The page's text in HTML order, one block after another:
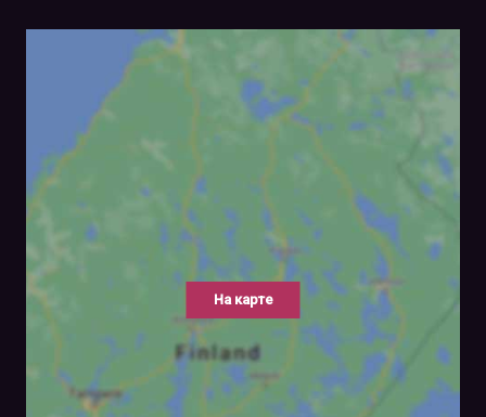
На карте